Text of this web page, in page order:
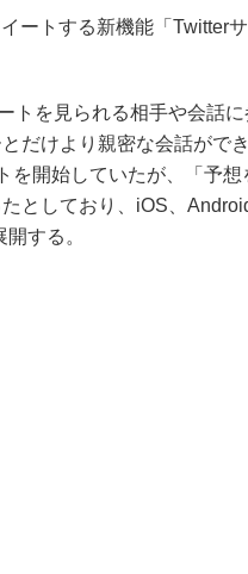
ートする新機能「Twitter
トを見られる相手や会話
だけより親密な会話がで
を開始していたが、「予想
としており、iOS、
する。